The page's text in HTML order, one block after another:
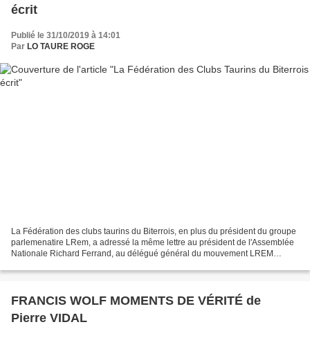
écrit
Publié le 31/10/2019 à 14:01
Par LO TAURE ROGE
La Fédération des clubs taurins du Biterrois, en plus du président du groupe
parlemenatire LRem, a adressé la même lettre au président de l'Assemblée
Nationale Richard Ferrand, au délégué général du mouvement LREM
FRANCIS WOLF MOMENTS DE VÉRITÉ de
Pierre VIDAL